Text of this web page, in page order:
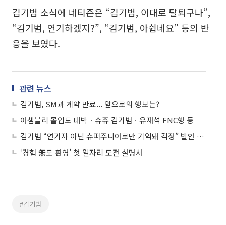
김기범 소식에 네티즌은 “김기범, 이대로 탈퇴구나”,
“김기범, 연기하겠지?”, “김기범, 아쉽네요” 등의 반
응을 보였다.
관련 뉴스
김기범, SM과 계약 만료... 앞으로의 행보는?
어셈블리 몰입도 대박ㆍ슈쥬 김기범ㆍ유재석 FNC행 등
김기범 “연기자 아닌 슈퍼주니어로만 기억돼 걱정” 발언 ‘슈주팬들 섭섭하겠네’
‘경험 無도 환영’ 첫 일자리 도전 설명서
#김기범